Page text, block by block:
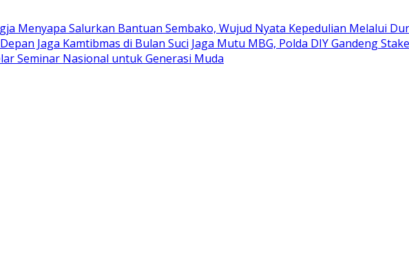
Menyapa Salurkan Bantuan Sembako, Wujud Nyata Kepedulian Melalui
Jaga Kamtibmas di Bulan Suci Jaga Mutu MBG, Polda DIY Gandeng
Seminar Nasional untuk Generasi Muda